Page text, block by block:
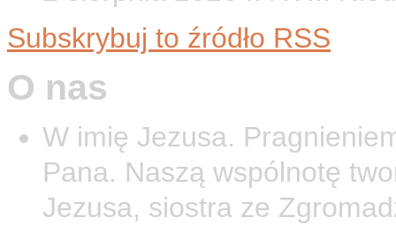
Subskrybuj to źródło RSS
O nas
W imię Jezusa.
Pana. Naszą wspólnotę
Jezusa, siostra ze